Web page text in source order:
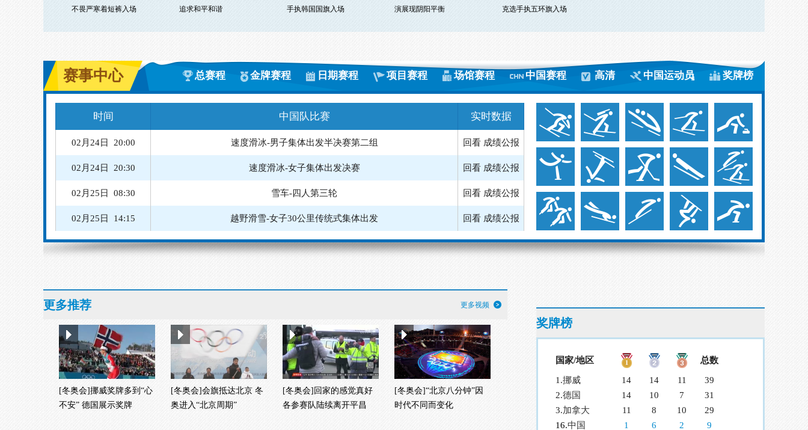
不畏严寒着短裤入场
追求和平和谐
手执韩国国旗入场
演展现阴阳平衡
克选手执五环旗入场
赛事中心 总赛程 金牌赛程 日期赛程 项目赛程 场馆赛程 中国赛程 高清 中国运动员 奖牌榜
时间 中国队比赛 实时数据
02月24日 20:00 速度滑冰-男子集体出发半决赛第二组 回看 成绩公报
02月24日 20:30 速度滑冰-女子集体出发决赛 回看 成绩公报
02月25日 08:30 雪车-四人第三轮 回看 成绩公报
02月25日 14:15 越野滑雪-女子30公里传统式集体出发 回看 成绩公报
02月24日 10:07 雪车-四人第二轮 回看 成绩公报
更多推荐 更多视频
[冬奥会]挪威奖牌多到“心
不安” 德国展示奖牌
[冬奥会]会旗抵达北京 冬
奥进入“北京周期”
[冬奥会]回家的感觉真好
各参赛队陆续离开平昌
[冬奥会]“北京八分钟”因
时代不同而变化
奖牌榜
国家/地区 总数
1.挪威 14 14 11
39
2.德国 14 10 7
31
3.加拿大 11 8 10
29
16.中国 1 6 2 9